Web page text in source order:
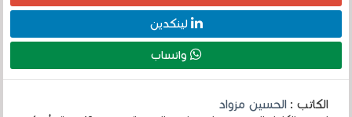
لينكدين
واتساب
الكاتب :الحسين مزواد